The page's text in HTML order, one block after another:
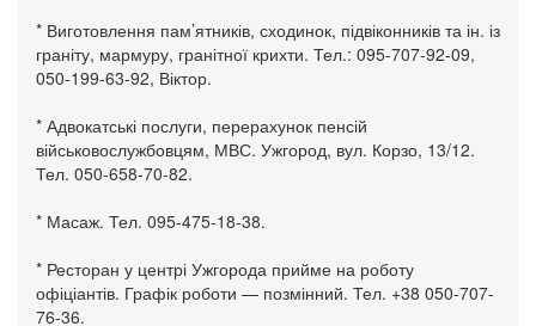
* Виготовлення пам’ятників, сходинок, підвіконників та ін. із
граніту, мармуру, гранітної крихти. Тел.: 095-707-92-09,
050-199-63-92, Віктор.
* Адвокатські послуги, перерахунок пенсій
військовослужбовцям, МВС. Ужгород, вул. Корзо, 13/12.
Тел. 050-658-70-82.
* Масаж. Тел. 095-475-18-38.
* Ресторан у центрі Ужгорода прийме на роботу
офіціантів. Графік роботи — позмінний. Тел. +38 050-707-
76-36.